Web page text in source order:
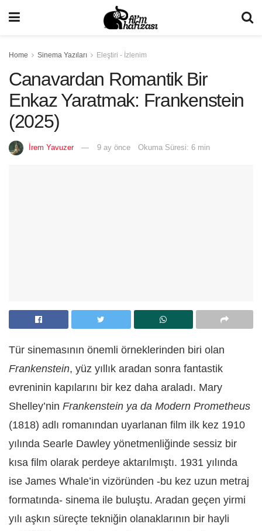
Home Sinema Yazıları Eleştiri - İzlenim
Canavardan Romantik Bir
Enkaz Yaratmak: Frankenstein
(2025)
İrem Yavuzer 9 ay önce Okuma Süresi: 6 min
Tür sinemasının önemli örneklerinden biri olan
Frankenstein, yüz yıllık aradan sonra fantastik
evreninin kapılarını bir kez daha araladı. Mary
Shelley’nin Frankenstein ya da Modern Prometheus
(1818) adlı romanından uyarlanan film ilk kez 1910
yılında Searle Dawley yönetmenliğinde sessiz bir
kısa film olarak perdeye aktarılmıştı. 1931 yılında
ise James Whale’in vizöründen -bu kez uzun metraj
formatında- sinema ile buluştu. Aradan geçen yirmi
yılı aşkın süreçte tekniğin olanaklarının bir hayli